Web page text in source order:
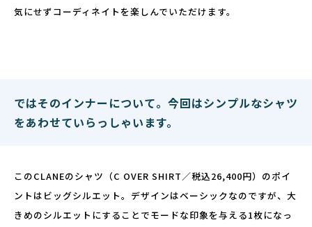
気にせずコーディネイトを楽しんでいただけます。
ではそのインナーについて。今回はシンプルなシャツ
をあわせていらっしゃいます。
このCLANEのシャツ（C OVER SHIRT／税込26,400円）のポイ
ントはビッグシルエット。デザインはベーシックなのですが、大
きめのシルエットにすることでモードな印象を与える1枚になっ